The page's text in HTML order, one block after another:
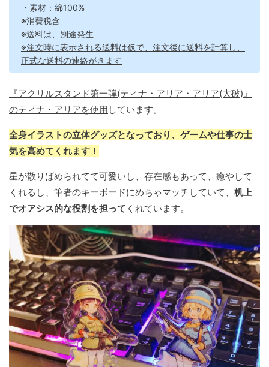
・素材：綿100%
※消費税含
※送料は、別途発生
※注文時に表示される送料は仮で、注文後に送料を計算し、
正式な送料の連絡がきます
『アクリルスタンド第一弾(ティナ・アリア・アリア(大破)』
のティナ・アリアを使用 しています。
全身イラストの立体グッズとなっており、ゲームや仕事の士
気を高めてくれます！
星が散りばめられてて可愛いし、存在感もあって、癒やして
くれるし、筆者のキーボードにめちゃマッチしていて、 机上
でオアシス的な役割を担って くれています。